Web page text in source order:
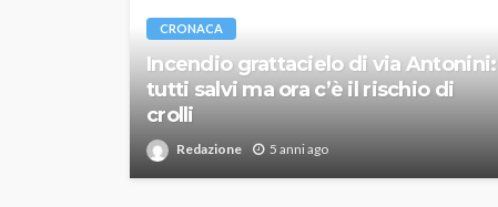
CRONACA
Incendio grattacielo di via Antonini:
tutti salvi ma ora c’è il rischio di
crolli
Redazione 5 anni ago